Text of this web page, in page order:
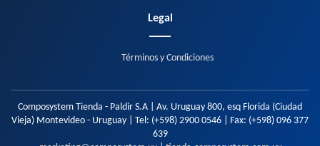
Legal
Términos y Condiciones
Composystem Tienda - Paldir S.A | Av. Uruguay 800, esq Florida (Ciudad
Vieja) Montevideo - Uruguay | Tel: (+598) 2900 0546 | Fax: (+598) 096 377
639